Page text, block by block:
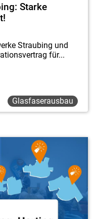
Starke
Straubing und
für...
Glasfaserausbau